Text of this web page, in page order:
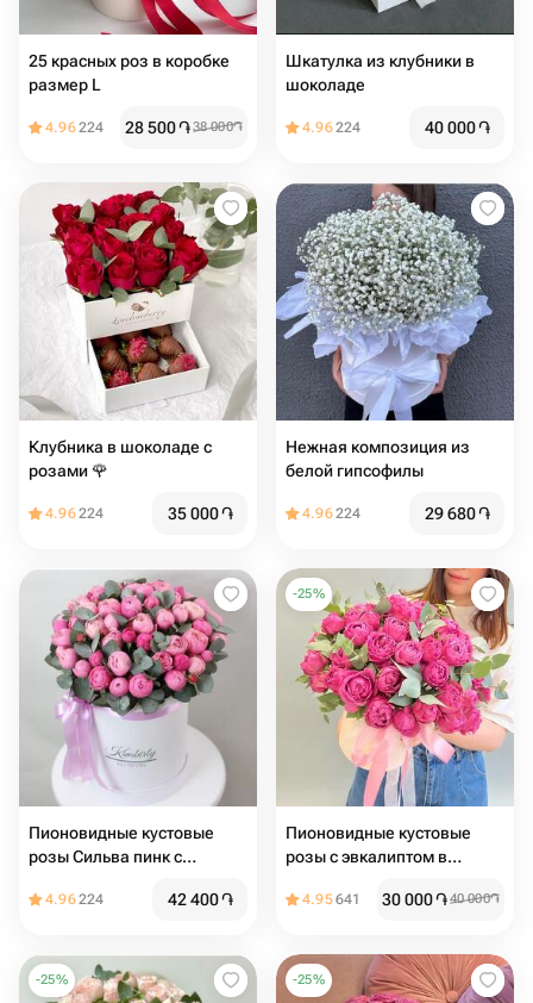
25 красных роз в коробке
размер L
4.96224 28 500֏38 000֏
Шкатулка из клубники в
шоколаде
4.96224 40 000֏
Клубника в шоколаде с
розами 🌹
4.96224 35 000֏
Нежная композиция из
белой гипсофилы
4.96224 29 680֏
Пионовидные кустовые
розы Сильва пинк с
коробке
4.96224 42 400֏
-25%
Пионовидные кустовые
розы с эвкалиптом в
4.95641 30 000֏40 000֏
-25% -25%